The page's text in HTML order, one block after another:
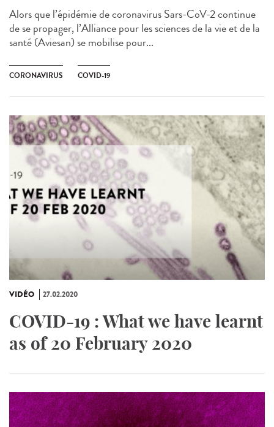
Alors que l’épidémie de coronavirus Sars-CoV-2 continue
de se propager, l’Alliance pour les sciences de la vie et de la
santé (Aviesan) se mobilise pour...
CORONAVIRUS COVID-19
VIDÉO 27.02.2020
COVID-19 : What we have learnt
as of 20 February 2020